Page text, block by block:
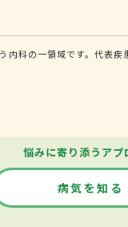
科の一領域です。代表
悩みに寄り添うアプ
病気を知る